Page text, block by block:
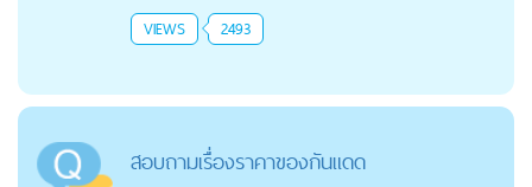
VIEWS 2493
สอบถามเรื่องราคาของกันแดด